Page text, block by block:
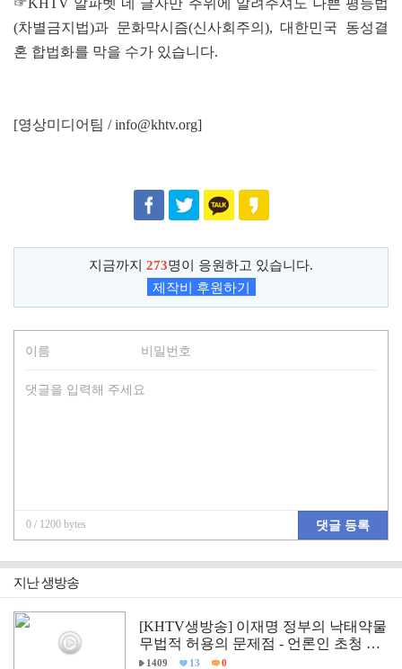
(차별금지법)과 문화막시즘(신사회주의), 대한민국 동성결
혼 합법화를 막을 수가 있습니다.
[영상미디어팀 / info@khtv.org]
지금까지 273명이 응원하고 있습니다.
제작비 후원하기
0 / 1200 bytes 댓글 등록
지난 생방송
[KHTV생방송] 이재명 정부의 낙태약물
무법적 허용의 문제점 - 언론인 초청 긴
급 학술 세미나
1409 13 0